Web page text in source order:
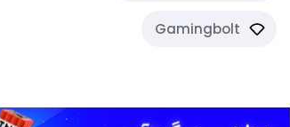
Gamingbolt